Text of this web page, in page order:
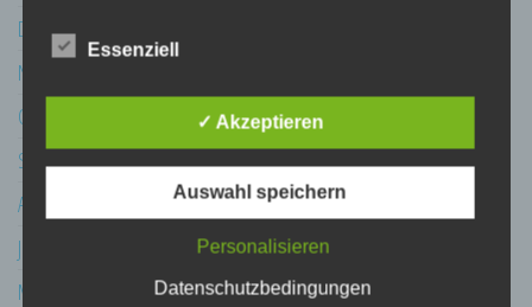
Dezember 2016
November 2016
Oktober 2016
September 2016
August 2016
Juli 2016
Mai 2016
Personenbezogene Daten sind alle
oder identifizierbare natürliche Person (im
Folgenden „betroffene Person") beziehen.
Als identifizierbar wird eine natürliche
Person angesehen, die direkt oder indirekt,
insbesondere mittels Zuordnung zu einer
Kennung wie einem Namen, zu einer
Kennnummer, zu Standortdaten, zu einer
mehreren besonderen Merkmalen, die
Essenziell
✓ Akzeptieren
Auswahl speichern
Personalisieren
Datenschutzbedingungen